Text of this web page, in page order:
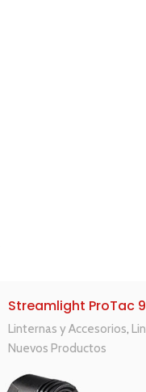
Streamlight ProTac
Linternas y Accesorios,
Nuevos Productos